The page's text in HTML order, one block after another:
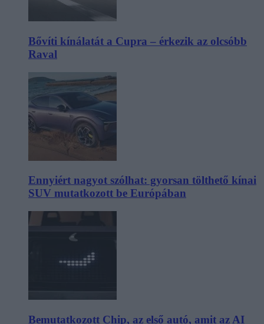
Bővíti kínálatát a Cupra – érkezik az olcsóbb
Raval
Ennyiért nagyot szólhat: gyorsan tölthető kínai
SUV mutatkozott be Európában
Bemutatkozott Chip, az első autó, amit az AI